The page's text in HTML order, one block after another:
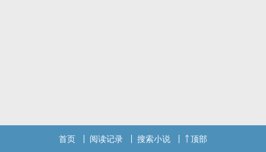
首页 阅读记录 搜索小说 顶部